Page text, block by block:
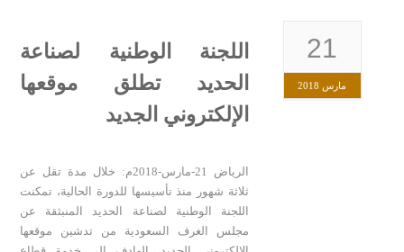
21
مارس 2018
اللجنة الوطنية لصناعة
الحديد تطلق موقعها
الإلكتروني الجديد
الرياض 21-مارس-2018م: خلال مدة تقل عن
ثلاثة شهور منذ تأسيسها للدورة الحالية، تمكنت
اللجنة الوطنية لصناعة الحديد المنبثقة عن
مجلس الغرف السعودية من تدشين موقعها